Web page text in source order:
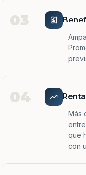
03
04
Más
que
con